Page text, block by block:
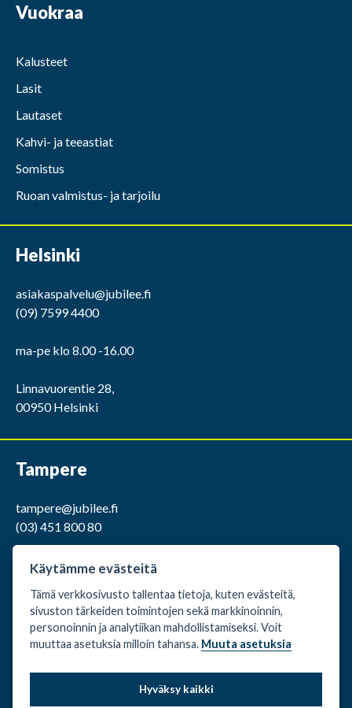
Vuokraa
Kalusteet
Lasit
Lautaset
Kahvi- ja teeastiat
Somistus
Ruoan valmistus- ja tarjoilu
Helsinki
asiakaspalvelu@jubilee.fi
(09) 7599 4400
ma-pe klo 8.00 -16.00
Linnavuorentie 28,
00950 Helsinki
Tampere
tampere@jubilee.fi
(03) 451 800 80
ma-pe klo 9.00 -15.00
Kaakkurintie 12,
37150 Nokia
Käytämme evästeitä
Tämä verkkosivusto tallentaa tietoja, kuten evästeitä,
sivuston tärkeiden toimintojen sekä markkinoinnin,
personoinnin ja analytiikan mahdollistamiseksi. Voit
muuttaa asetuksia milloin tahansa. Muuta asetuksia
Hyväksy kaikki